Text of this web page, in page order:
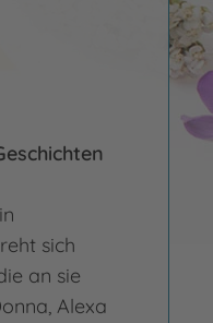
sich
an sie
Alexa